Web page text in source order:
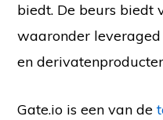
biedt. De beurs biedt
waaronder
en
Gate.io is een van de